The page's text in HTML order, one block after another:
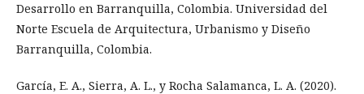
Desarrollo en Barranquilla, Colombia. Universidad del
Norte Escuela de Arquitectura, Urbanismo y Diseño
Barranquilla, Colombia.
García, E. A., Sierra, A. L., y Rocha Salamanca, L. A. (2020).